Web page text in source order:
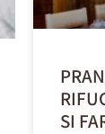
SI